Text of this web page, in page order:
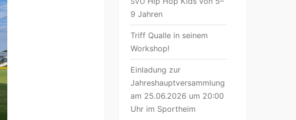
9 Jahren
Triff Qualle in seinem
Workshop!
Einladung zur
Jahreshauptversammlung
am 25.06.2026 um 20:00
Uhr im Sportheim